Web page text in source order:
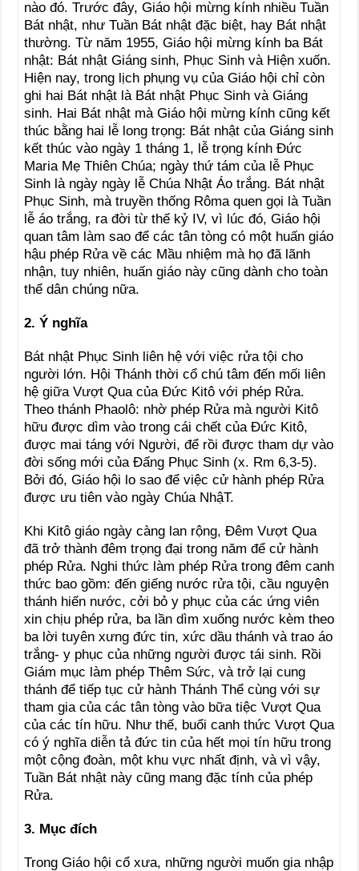
nào đó. Trước đây, Giáo hội mừng kính nhiều Tuần
Bát nhật, như Tuần Bát nhật đặc biệt, hay Bát nhật
thường. Từ năm 1955, Giáo hội mừng kính ba Bát
nhật: Bát nhật Giáng sinh, Phục Sinh và Hiện xuốn.
Hiện nay, trong lịch phụng vụ của Giáo hội chỉ còn
ghi hai Bát nhật là Bát nhật Phục Sinh và Giáng
sinh. Hai Bát nhật mà Giáo hội mừng kính cũng kết
thúc bằng hai lễ long trọng: Bát nhật của Giáng sinh
kết thúc vào ngày 1 tháng 1, lễ trọng kính Đức
Maria Mẹ Thiên Chúa; ngày thứ tám của lễ Phục
Sinh là ngày ngày lễ Chúa Nhật Áo trắng. Bát nhật
Phục Sinh, mà truyền thống Rôma quen gọi là Tuần
lễ áo trắng, ra đời từ thế kỷ IV, vì lúc đó, Giáo hội
quan tâm làm sao để các tân tòng có một huấn giáo
hậu phép Rửa về các Mầu nhiệm mà họ đã lãnh
nhận, tuy nhiên, huấn giáo này cũng dành cho toàn
thể dân chúng nữa.
2. Ý nghĩa
Bát nhật Phục Sinh liên hệ với việc rửa tội cho
người lớn. Hội Thánh thời cổ chú tâm đến mối liên
hệ giữa Vượt Qua của Đức Kitô với phép Rửa.
Theo thánh Phaolô: nhờ phép Rửa mà người Kitô
hữu được dìm vào trong cái chết của Đức Kitô,
được mai táng với Người, để rồi được tham dự vào
đời sống mới của Đấng Phục Sinh (x. Rm 6,3-5).
Bởi đó, Giáo hội lo sao để việc cử hành phép Rửa
được ưu tiên vào ngày Chúa NhậT.
Khi Kitô giáo ngày càng lan rộng, Đêm Vượt Qua
đã trở thành đêm trọng đại trong năm để cử hành
phép Rửa. Nghi thức làm phép Rửa trong đêm canh
thức bao gồm: đến giếng nước rửa tội, cầu nguyện
thánh hiến nước, cởi bỏ y phục của các ứng viên
xin chịu phép rửa, ba lần dìm xuống nước kèm theo
ba lời tuyên xưng đức tin, xức dầu thánh và trao áo
trắng- y phục của những người được tái sinh. Rồi
Giám mục làm phép Thêm Sức, và trở lại cung
thánh để tiếp tục cử hành Thánh Thể cùng với sự
tham gia của các tân tòng vào bữa tiệc Vượt Qua
của các tín hữu. Như thế, buổi canh thức Vượt Qua
có ý nghĩa diễn tả đức tin của hết mọi tín hữu trong
một cộng đoàn, một khu vực nhất định, và vì vậy,
Tuần Bát nhật này cũng mang đặc tính của phép
Rửa.
3. Mục đích
Trong Giáo hội cổ xưa, những người muốn gia nhập